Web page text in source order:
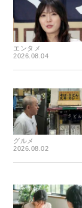
エンタメ
2026.08.04
グルメ
2026.08.02